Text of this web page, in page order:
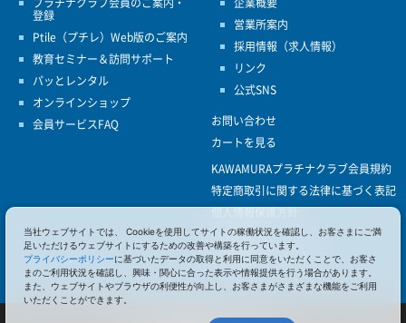
登録
Ptile（プチレ）Web版のご案内
教育セミナー＆訪問サポート
パッとレンタル
オンラインショップ
会員サービスFAQ
営業所案内
採用情報（求人情報）
リンク
公式SNS
お問い合わせ
カートを見る
KAWAMURAプラチナクラブ会員規約
特定商取引に関する法律に基づく表記
個人情報保護方針
ISO9001
健康経営優良法人認定
© 2017 Pacific Supply Co.,Ltd.
当社ウェブサイトでは、 Cookieを使用してサイトの稼働状況を確認し、お客さまにご満
足いただけるウェブサイトにするための改善や構築を行っています。
プライバシーポリシーに基づいたデータの取得と利用に同意をいただくことで、お客さ
まのご利用状況を確認し、興味・関心に合った表示や情報提供を行う場合があります。
また、ウェブサイトやブラウザの利便性が向上し、お客さまがさまざまな機能をご利用
いただくことができます。